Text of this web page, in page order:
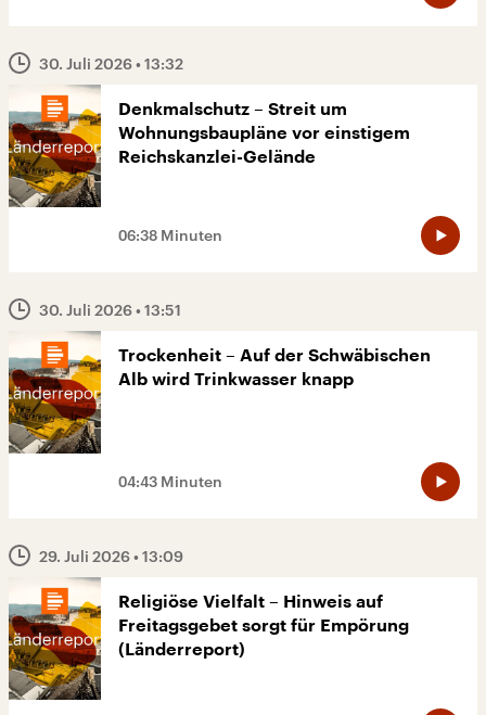
30. Juli 2026• 13:32
Denkmalschutz – Streit um
Wohnungsbaupläne vor einstigem
Reichskanzlei-Gelände
06:38 Minuten
30. Juli 2026• 13:51
Trockenheit – Auf der Schwäbischen
Alb wird Trinkwasser knapp
04:43 Minuten
29. Juli 2026• 13:09
Religiöse Vielfalt – Hinweis auf
Freitagsgebet sorgt für Empörung
(Länderreport)